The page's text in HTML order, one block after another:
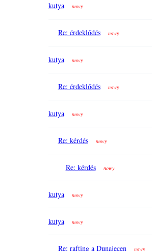
kutya nowy
Re: érdeklődés nowy
kutya nowy
Re: érdeklődés nowy
kutya nowy
Re: kérdés nowy
Re: kérdés nowy
kutya nowy
kutya nowy
Re: rafting a Dunajecen nowy